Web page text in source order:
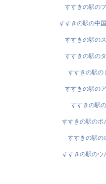
すすきの駅の
すすきの駅の中
すすきの駅の
すすきの駅の
すすきの駅の
すすきの駅の
すすきの駅
すすきの駅のポ
すすきの駅の
すすきの駅のウ